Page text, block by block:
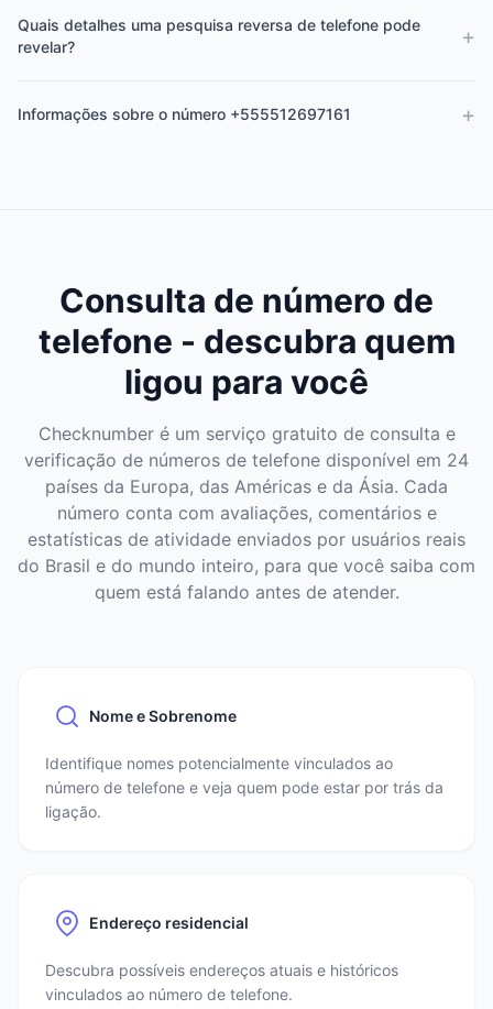
Quais detalhes uma pesquisa reversa de telefone pode
revelar?
+
Informações sobre o número +555512697161 +
Consulta de número de
telefone - descubra quem
ligou para você
Checknumber é um serviço gratuito de consulta e
verificação de números de telefone disponível em 24
países da Europa, das Américas e da Ásia. Cada
número conta com avaliações, comentários e
estatísticas de atividade enviados por usuários reais
do Brasil e do mundo inteiro, para que você saiba com
quem está falando antes de atender.
Nome e Sobrenome
Identifique nomes potencialmente vinculados ao
número de telefone e veja quem pode estar por trás da
ligação.
Endereço residencial
Descubra possíveis endereços atuais e históricos
vinculados ao número de telefone.